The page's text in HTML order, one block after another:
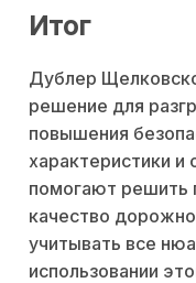
Итог
Дублер
решение для
повышения
характеристики и
помогают решить
качество
учитывать все
использовании